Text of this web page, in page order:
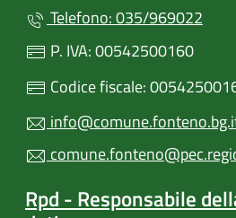
Telefono: 035/969022
P. IVA: 00542500160
Codice fiscale:
Rpd - Responsabile